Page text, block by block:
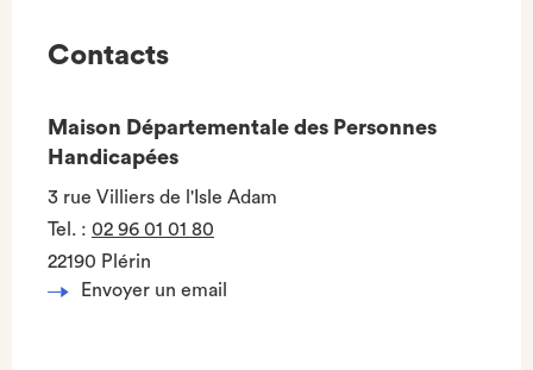
Contacts
Maison Départementale des Personnes
Handicapées
3 rue Villiers de l'Isle Adam
Tel. : 02 96 01 01 80
22190 Plérin
Envoyer un email